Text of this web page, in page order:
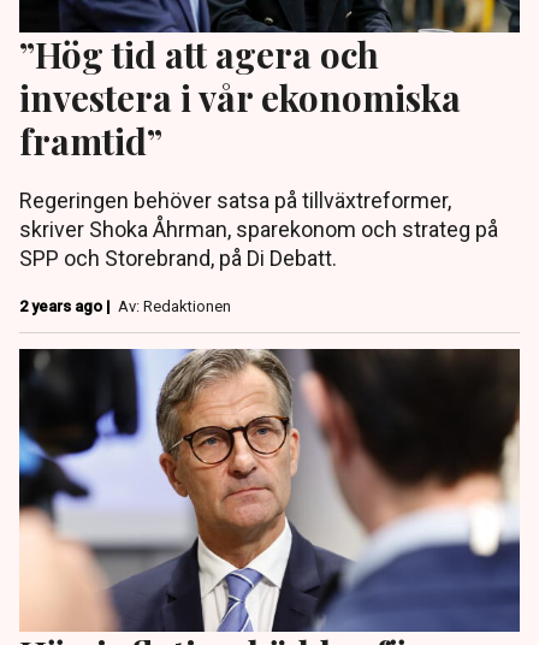
”Hög tid att agera och
investera i vår ekonomiska
framtid”
Regeringen behöver satsa på tillväxtreformer,
skriver Shoka Åhrman, sparekonom och strateg på
SPP och Storebrand, på Di Debatt.
2 years ago | Av: Redaktionen